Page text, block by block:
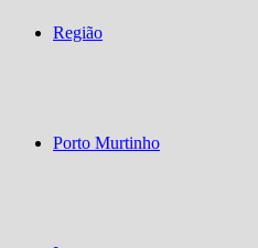
Região
Porto Murtinho